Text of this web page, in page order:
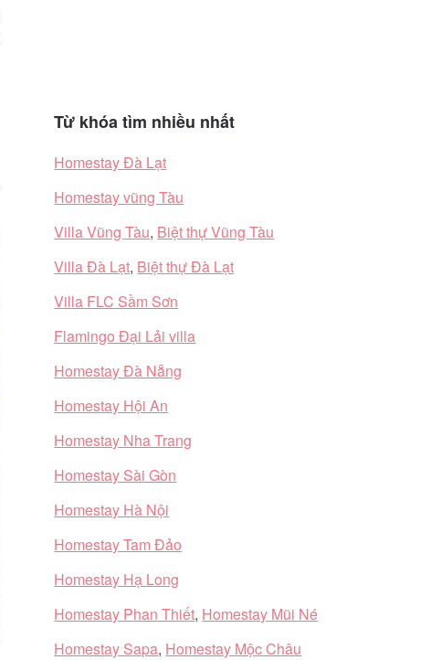
Từ khóa tìm nhiều nhất
Homestay Đà Lạt
Homestay vũng Tàu
Villa Vũng Tàu, Biệt thự Vũng Tàu
Villa Đà Lạt, Biệt thự Đà Lạt
Villa FLC Sầm Sơn
Flamingo Đại Lải villa
Homestay Đà Nẵng
Homestay Hội An
Homestay Nha Trang
Homestay Sài Gòn
Homestay Hà Nội
Homestay Tam Đảo
Homestay Hạ Long
Homestay Phan Thiết, Homestay Mũi Né
Homestay Sapa, Homestay Mộc Châu